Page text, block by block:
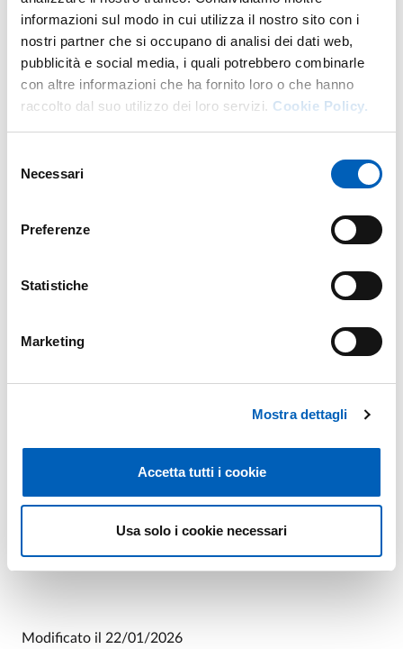
informazioni sul modo in cui utilizza il nostro sito con i
nostri partner che si occupano di analisi dei dati web,
pubblicità e social media, i quali potrebbero combinarle
con altre informazioni che ha fornito loro o che hanno
raccolto dal suo utilizzo dei loro servizi. Cookie Policy.
delNecessari
Preferenze
Statistiche
Marketing
Mostra dettagli
Accetta tutti i cookie
Usa solo i cookie necessari
RTF
ALLEGATO 1 DOMANDA DI
PARTECIPAZIONE AL BANDO SMFI-BR-
NOMINA COMMISSIONE (BANDO SMFI-
12/2025)
PDF
VINCITORE (BANDO SMFI-BR-12/2025)
Modificato il 22/01/2026